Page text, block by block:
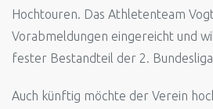
Hochtouren. Das Athletenteam
Vorabmeldungen eingereicht und
fester Bestandteil der 2.
Auch künftig möchte der Verein